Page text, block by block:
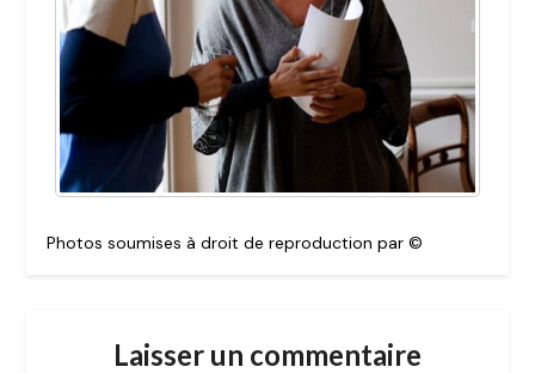
Photos soumises à droit de reproduction par ©
Laisser un commentaire